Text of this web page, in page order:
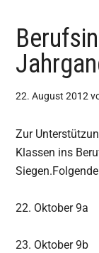
St.
Kompetenz,
Persönlichkeit,
Chancen
22. August 2012
Zur
Klassen ins
22. Oktober 9a
23. Oktober 9b